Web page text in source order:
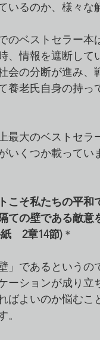
いるのか、様々な
のベストセラー本
、情報を遮断して
会の分断が進み
養老氏自身の持
大のベストセラ
いくつか載ってい
こそ私たちの平
ての壁である敵意
　2章14節) ＊
」であるというの
ーションが成り
ばよいのか悩む
。